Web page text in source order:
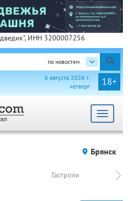
ИНН 3200007256
по новостям
18+
6 августа 2026 г.
четверг
Toggle
Брянск
Гастроли